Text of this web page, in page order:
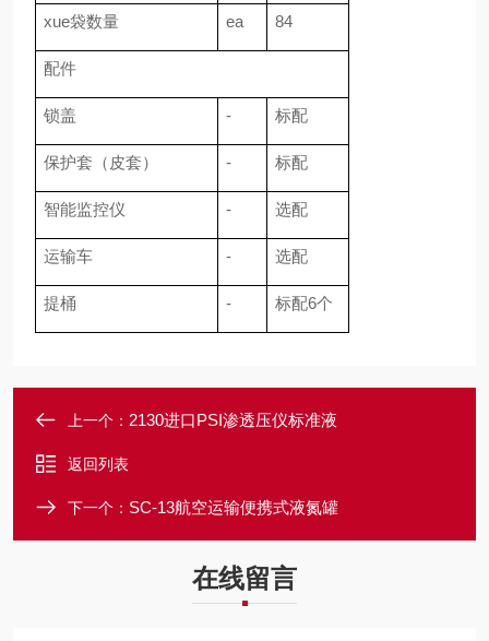
xue袋数量 ea 84
配件
锁盖 - 标配
保护套（皮套） - 标配
智能监控仪 - 选配
运输车 - 选配
提桶 - 标配6个
上一个： 2130进口PSI渗透压仪标准液
返回列表
下一个： SC-13航空运输便携式液氮罐
在线留言